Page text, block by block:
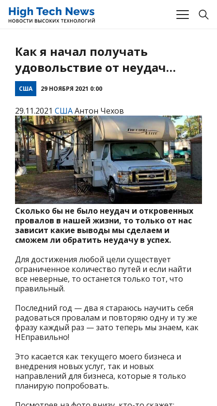
Как я начал получать
удовольствие от неудач…
США 29 НОЯБРЯ 2021 0:00
29.11.2021 СШААнтон Чехов
Сколько бы не было неудач и откровенных
провалов в нашей жизни, то только от нас
зависит какие выводы мы сделаем и
сможем ли обратить неудачу в успех.
Для достижения любой цели существует
ограниченное количество путей и если найти
все неверные, то останется только тот, что
правильный.
Последний год — два я стараюсь научить себя
радоваться провалам и повторяю одну и ту же
фразу каждый раз — зато теперь мы знаем, как
НЕправильно!
Это касается как текущего моего бизнеса и
внедрения новых услуг, так и новых
направлений для бизнеса, которые я только
планирую попробовать.